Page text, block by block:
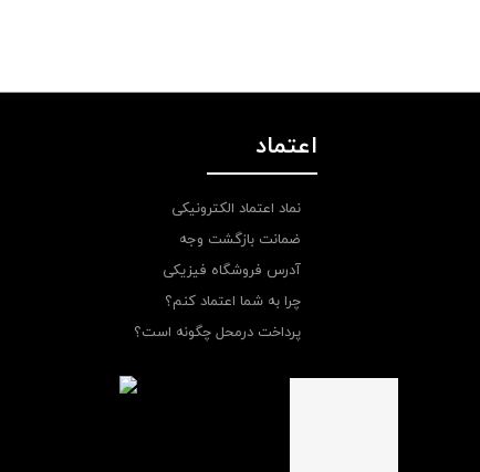
اعتماد
نماد اعتماد الکترونیکی
ضمانت بازگشت وجه
آدرس فروشگاه فیزیکی
چرا به شما اعتماد کنم؟
پرداخت درمحل چگونه است؟